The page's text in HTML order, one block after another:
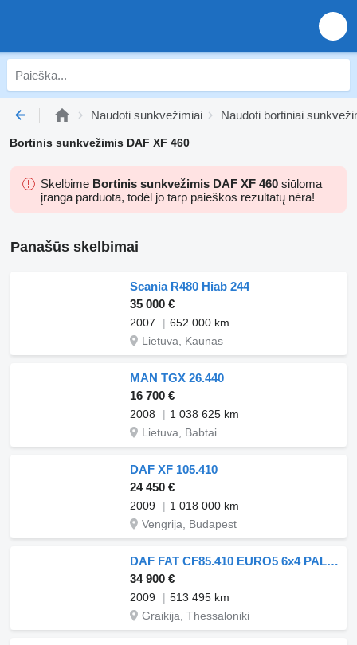
Naudoti sunkvežimiai Naudoti bortiniai
Bortinis sunkvežimis DAF XF 460
Skelbime Bortinis sunkvežimis DAF XF 460 siūloma
įranga parduota, todėl jo tarp paieškos rezultatų nėra!
Panašūs skelbimai
Scania R480 Hiab 244
35 000 €
2007
652 000 km
Lietuva, Kaunas
MAN TGX 26.440
16 700 €
2008
1 038 625 km
Lietuva, Babtai
DAF XF 105.410
24 450 €
2009
1 018 000 km
Vengrija, Budapest
DAF FAT CF85.410 EURO5 6x4 PALFINGER ***TOP***
34 900 €
2009
513 495 km
Graikija, Thessaloniki